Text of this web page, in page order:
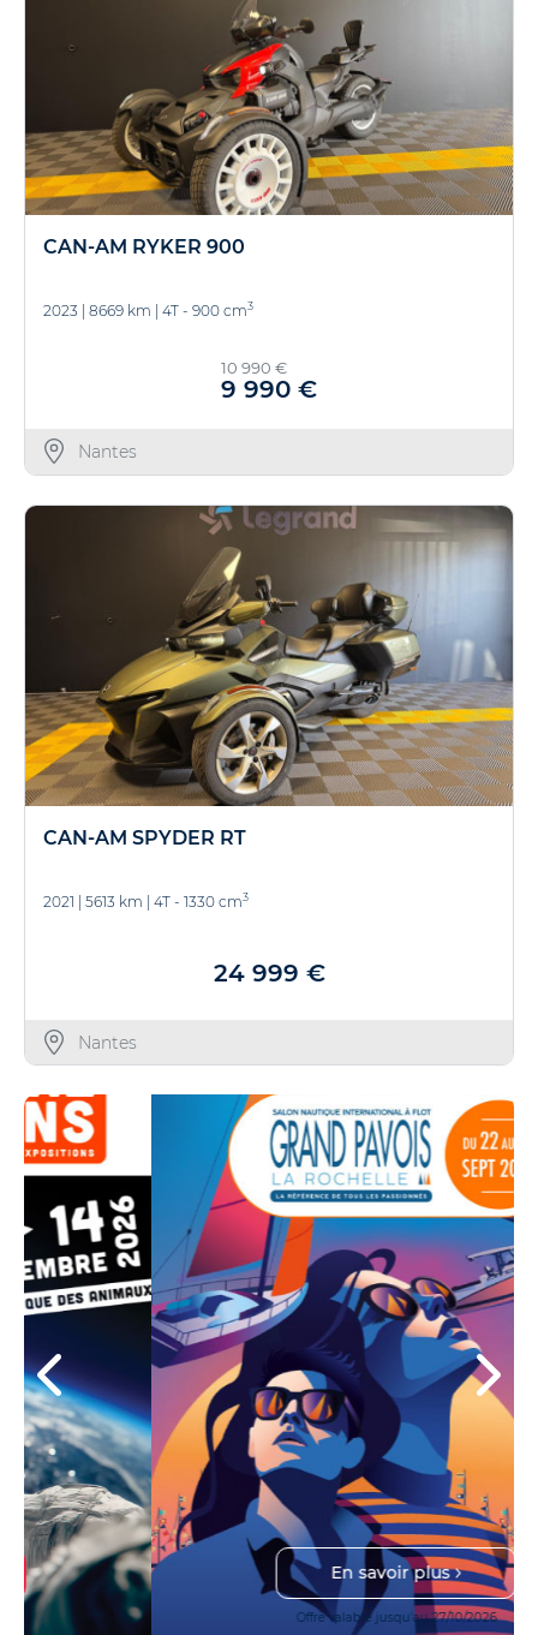
CAN-AM RYKER 900
2023 8669 km 4T - 900 cm3
10 990 €
9 990 €
Nantes
CAN-AM SPYDER RT
2021 | 5613 km | 4T - 1330 cm3
24 999 €
Nantes
En savoir plus
Offre valable jusqu'au 27/10/2026